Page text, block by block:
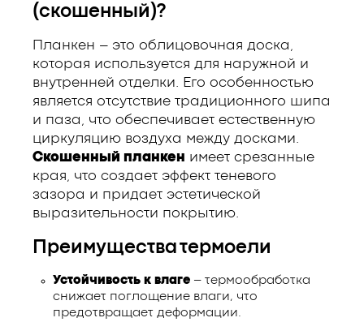
(скошенный)?
Планкен – это облицовочная доска,
которая используется для наружной и
внутренней отделки. Его особенностью
является отсутствие традиционного шипа
и паза, что обеспечивает естественную
циркуляцию воздуха между досками.
Скошенный планкен
имеет срезанные
края, что создает эффект теневого
зазора и придает эстетической
выразительности покрытию.
Преимущества термоели
Устойчивость к влаге – термообработка
снижает поглощение влаги, что
предотвращает деформации.